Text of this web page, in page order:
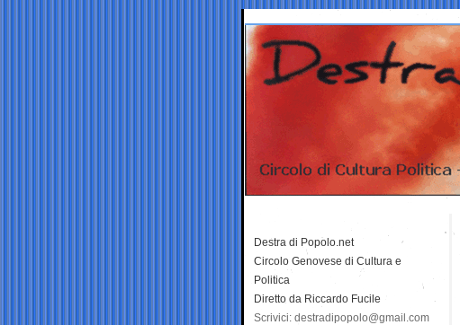
Destra di Popolo.net
Circolo Genovese di Cultura e
Politica
Diretto da Riccardo Fucile
Scrivici: destradipopolo@gmail.com